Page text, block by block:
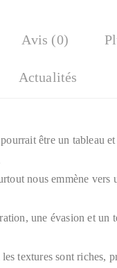
Avis (0)
Actualités
être un tableau et
nous emmène vers
une évasion et un
textures sont riches,